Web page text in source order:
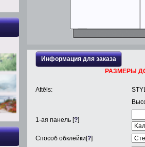
Информация для заказа
РАЗМЕРЫ
Attēls:
1-ая панель [?]
Способ обклейки[?]